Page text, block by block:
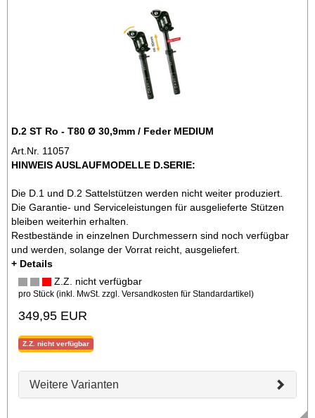
D.2 ST Ro - T80 Ø 30,9mm / Feder MEDIUM
Art.Nr. 11057
HINWEIS AUSLAUFMODELLE D.SERIE:
Die D.1 und D.2 Sattelstützen werden nicht weiter produziert.
Die Garantie- und Serviceleistungen für ausgelieferte Stützen
bleiben weiterhin erhalten.
Restbestände in einzelnen Durchmessern sind noch verfügbar
und werden, solange der Vorrat reicht, ausgeliefert.
+ Details
Z.Z. nicht verfügbar
pro Stück (inkl. MwSt. zzgl. Versandkosten für Standardartikel)
349,95 EUR
Z.Z. nicht verfügbar
Weitere Varianten